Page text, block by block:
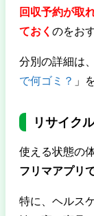
回収予約が取
ておく のをお
分別の詳細は
で何ゴミ？ 」
リサイク
使える状態の
フリマアプリ
特に、ヘルス